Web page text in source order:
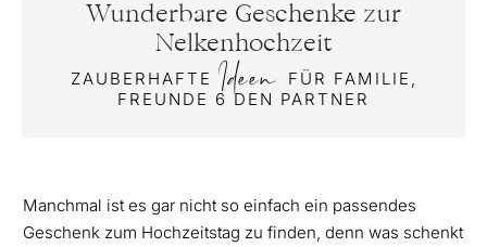
Wunderbare Geschenke zur
Nelkenhochzeit
ZAUBERHAFTE Ideen FÜR FAMILIE,
FREUNDE 6 DEN PARTNER
Manchmal ist es gar nicht so einfach ein passendes
Geschenk zum Hochzeitstag zu finden, denn was schenkt